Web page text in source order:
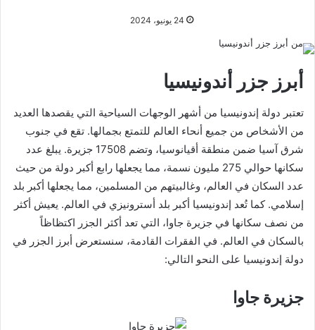
24 يونيو، 2024
أبرز جزر أندونيسيا
تعتبر دولة إندونيسيا من أشهر الوجهات السياحية التي يقصدها العديد
من الأشخاص من جميع أنحاء العالم للتمتع بجمالها. تقع في جنوب
شرق آسيا ضمن منطقة أقيانوسيا، وتضم 17508 جزيرة. يبلغ عدد
سكانها حوالي 275 مليون نسمة، مما يجعلها رابع أكبر دولة من حيث
عدد السكان في العالم، وغالبيتهم من المسلمين، مما يجعلها أكبر بلد
إسلامي. كما تُعد إندونيسيا أكبر بلد أسترونيزي في العالم. يعيش أكثر
من نصف سكانها في جزيرة جاوا، التي تعد أكثر الجزر اكتظاظاً
بالسكان في العالم. في الفقرات القادمة، سنستعرض أبرز الجزر في
دولة إندونيسيا على النحو التالي:
جزيرة جاوا